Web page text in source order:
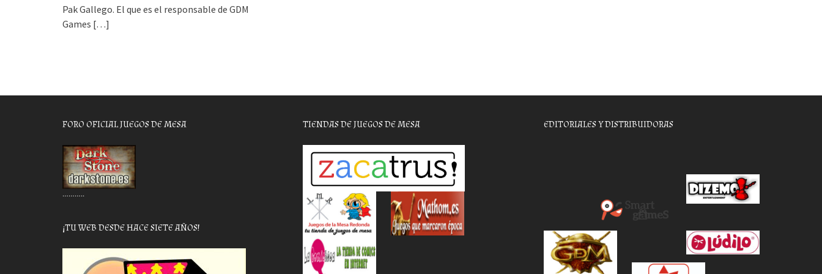
Pak Gallego. El que es el responsable de GDM
Games […]
FORO OFICIAL JUEGOS DE MESA
………..
¡TU WEB DESDE HACE SIETE AÑOS!
TIENDAS DE JUEGOS DE MESA EDITORIALES Y DISTRIBUIDORAS